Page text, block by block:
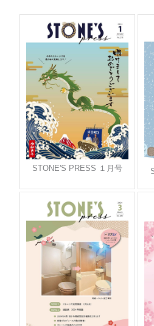
STONE'S PRESS １月号